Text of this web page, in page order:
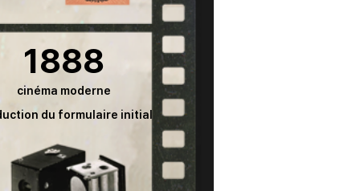
1888
cinéma moderne
du formulaire initial